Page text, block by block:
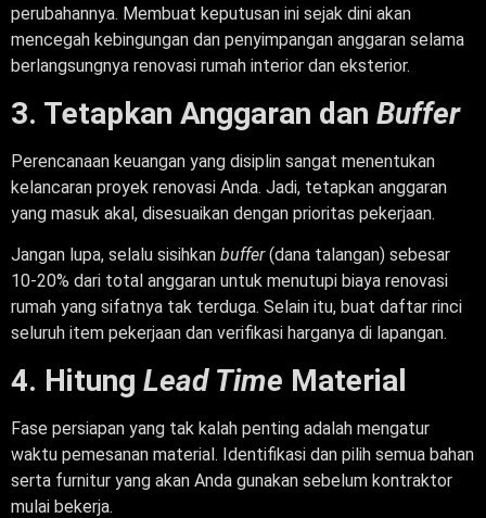
perubahannya. Membuat keputusan ini sejak dini akan
mencegah kebingungan dan penyimpangan anggaran selama
berlangsungnya renovasi rumah interior dan eksterior.
3. Tetapkan Anggaran dan Buffer
Perencanaan keuangan yang disiplin sangat menentukan
kelancaran proyek renovasi Anda. Jadi, tetapkan anggaran
yang masuk akal, disesuaikan dengan prioritas pekerjaan.
Jangan lupa, selalu sisihkan buffer(dana talangan) sebesar
10-20% dari total anggaran untuk menutupi biaya renovasi
rumah yang sifatnya tak terduga. Selain itu, buat daftar rinci
seluruh item pekerjaan dan verifikasi harganya di lapangan.
4. Hitung Lead Time Material
Fase persiapan yang tak kalah penting adalah mengatur
waktu pemesanan material. Identifikasi dan pilih semua bahan
serta furnitur yang akan Anda gunakan sebelum kontraktor
mulai bekerja.